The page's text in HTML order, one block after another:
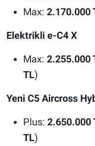
Max: 2.170.000
Elektrikli e-C4 X
Max: 2.255.000
TL)
Yeni C5 Aircross
Plus: 2.650.000
TL)